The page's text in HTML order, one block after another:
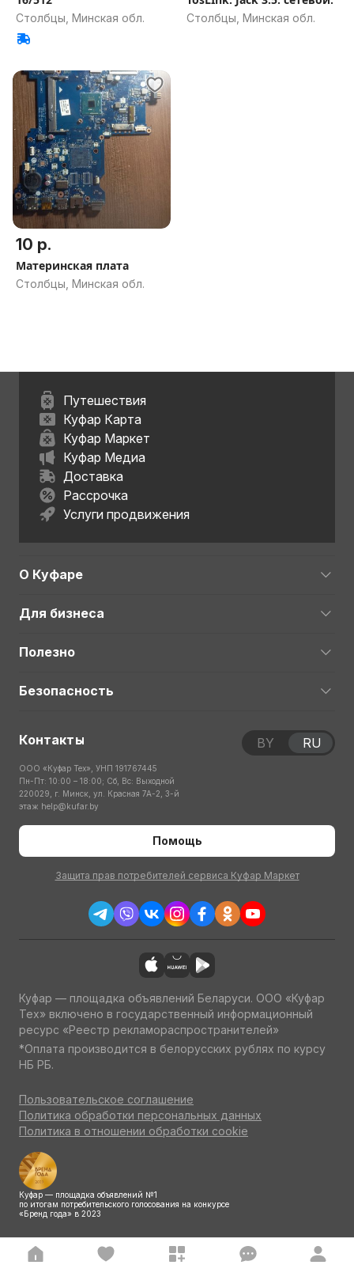
Столбцы, Минская обл. Столбцы, Минская обл.
10 р.
Материнская плата
Столбцы, Минская обл.
Путешествия
Куфар Карта
Куфар Маркет
Куфар Медиа
Доставка
Рассрочка
Услуги продвижения
О Куфаре
Для бизнеса
Полезно
Безопасность
Контакты
ООО «Куфар Тех», УНП 191767445
Пн-Пт: 10:00 – 18:00; Сб, Вс: Выходной
220029, г. Минск, ул. Красная 7А-2, 3-й
этаж help@kufar.by
Помощь
Защита прав потребителей сервиса Куфар Маркет
BY RU
Куфар — площадка объявлений Беларуси. ООО «Куфар
Тех» включено в государственный информационный
ресурс «Реестр рекламораспространителей»
*Оплата производится в белорусских рублях по курсу
НБ РБ.
Пользовательское соглашение
Политика обработки персональных данных
Политика в отношении обработки cookie
Куфар — площадка объявлений №1
по итогам потребительского голосования на конкурсе
«Бренд года» в 2023